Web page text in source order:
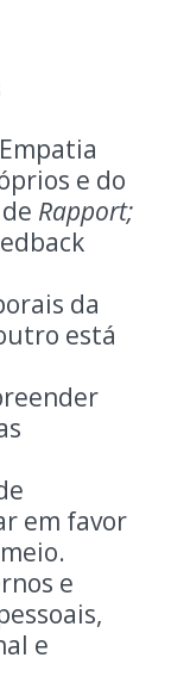
e do
Rapport;
da
está
em favor
e
e